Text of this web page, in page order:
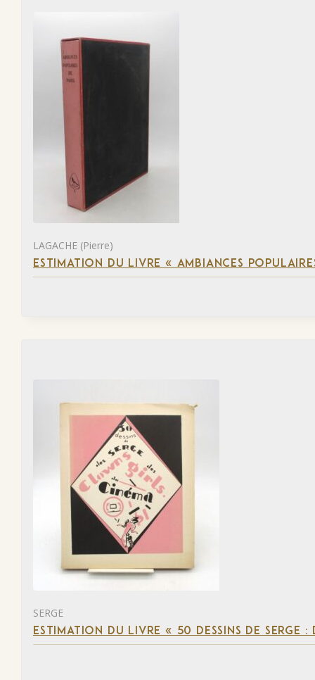
LAGACHE (Pierre)
ESTIMATION DU LIVRE « AMBIANCES
SERGE
ESTIMATION DU LIVRE « 50 DESSINS DE SERGE